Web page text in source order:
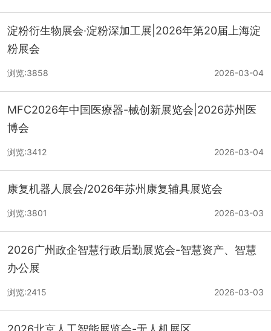
淀粉衍生物展会·淀粉深加工展|2026年第20届上海淀
粉展会
2026-03-04
浏览:3858
MFC2026年中国医療器-械创新展览会|2026苏州医
博会
2026-03-04
浏览:3412
康复机器人展会/2026年苏州康复辅具展览会
2026-03-03
浏览:3801
2026广州政企智慧行政后勤展览会-智慧资产、智慧
办公展
2026-03-03
浏览:2415